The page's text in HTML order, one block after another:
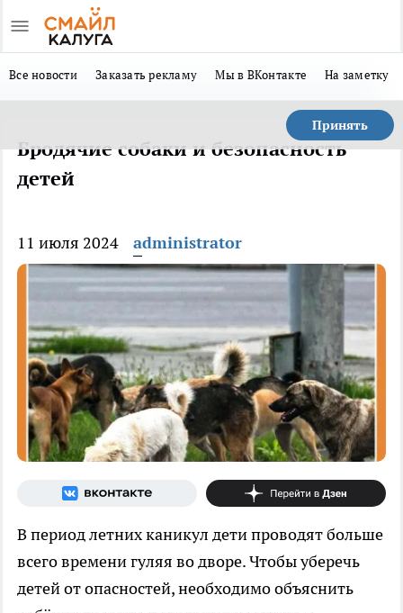
Все новости Заказать рекламу Мы в ВКонтакте На заметку
Принять
Бродячие собаки и безопасность
детей
11 июля 2024 administrator
В период летних каникул дети проводят больше
всего времени гуляя во дворе. Чтобы уберечь
детей от опасностей, необходимо объяснить